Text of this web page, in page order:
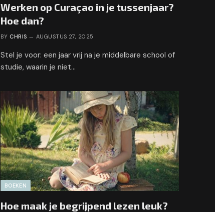
Werken op Curaçao in je tussenjaar?
Hoe dan?
BY CHRIS AUGUSTUS 27, 2025
Stel je voor: een jaar vrij na je middelbare school of
studie, waarin je niet…
BOEKEN
Hoe maak je begrijpend lezen leuk?